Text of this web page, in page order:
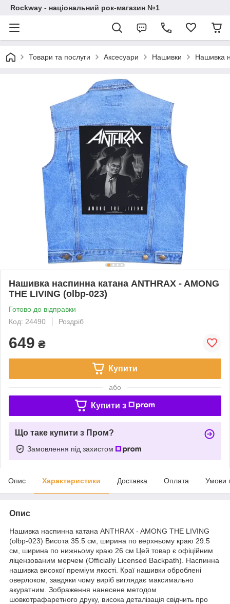
Rockway - національний рок-магазин №1
Товари та послуги Аксесуари Нашивки Нашивка
Нашивка наспинна катана ANTHRAX - AMONG
THE LIVING (olbp-023)
Готово до відправки
Код: 24490
Роздріб
649 ₴
Купити
або
Купити з
Що таке купити з Пром?
Замовлення під захистом
Опис Характеристики Доставка Оплата Умови
Опис
Нашивка наспинна катана ANTHRAX - AMONG THE LIVING
(olbp-023) Висота 35.5 см, ширина по верхньому краю 29.5
см, ширина по нижньому краю 26 см Цей товар є офіційним
ліцензованим мерчем (Officially Licensed Backpath). Наспинна
нашивка високої преміум якості. Краї нашивки оброблені
оверлоком, завдяки чому виріб виглядає максимально
акуратним. Зображення нанесене методом
шовкотрафаретного друку, висока деталізація свідчить про